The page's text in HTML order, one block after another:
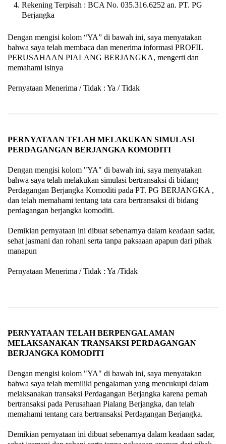
Rekening Terpisah : BCA No. 035.316.6252 an. PT. PG
Berjangka
Dengan mengisi kolom “YA” di bawah ini, saya menyatakan
bahwa saya telah membaca dan menerima informasi PROFIL
PERUSAHAAN PIALANG BERJANGKA, mengerti dan
memahami isinya
Pernyataan Menerima / Tidak : Ya / Tidak
PERNYATAAN TELAH MELAKUKAN SIMULASI
PERDAGANGAN BERJANGKA KOMODITI
Dengan mengisi kolom "YA" di bawah ini, saya menyatakan
bahwa saya telah melakukan simulasi bertransaksi di bidang
Perdagangan Berjangka Komoditi pada PT. PG BERJANGKA ,
dan telah memahami tentang tata cara bertransaksi di bidang
perdagangan berjangka komoditi.
Demikian pernyataan ini dibuat sebenarnya dalam keadaan sadar,
sehat jasmani dan rohani serta tanpa paksaaan apapun dari pihak
manapun
Pernyataan Menerima / Tidak : Ya /Tidak
PERNYATAAN TELAH BERPENGALAMAN
MELAKSANAKAN TRANSAKSI PERDAGANGAN
BERJANGKA KOMODITI
Dengan mengisi kolom "YA" di bawah ini, saya menyatakan
bahwa saya telah memiliki pengalaman yang mencukupi dalam
melaksanakan transaksi Perdagangan Berjangka karena pernah
bertransaksi pada Perusahaan Pialang Berjangka, dan telah
memahami tentang cara bertransaksi Perdagangan Berjangka.
Demikian pernyataan ini dibuat sebenarnya dalam keadaan sadar,